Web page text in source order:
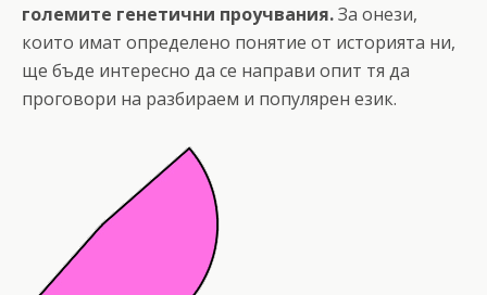
големите генетични проучвания.За онези,
които имат определено понятие от историята ни,
ще бъде интересно да се направи опит тя да
проговори на разбираем и популярен език.